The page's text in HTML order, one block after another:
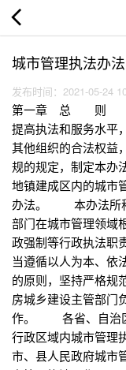
城市管理执法办法
发布时间：2021-05-24
第一章 总 则 第
提高执法和服务水平
其他组织的合法权益
规的规定，制定本
地镇建成区内的城市
办法。 本办法所称
部门在城市管理领域
政强制等行政执法
当遵循以人为本、依
的原则，坚持严格
房城乡建设主管部门
作。 各省、自治区
行政区域内城市管
市、县人民政府城市